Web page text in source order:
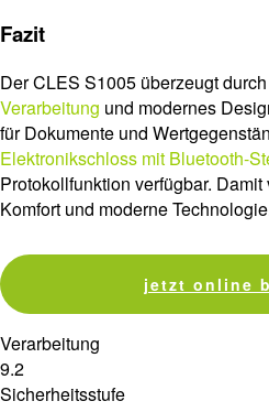
Fazit
Der CLES S1005 überzeugt
Verarbeitung und modernes
für Dokumente und
Elektronikschloss mit Bluetooth-
Protokollfunktion verfügbar.
Komfort und moderne
jetzt online
Verarbeitung
9.2
Sicherheitsstufe